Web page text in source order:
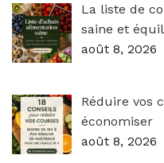
La liste de
saine et
août 8, 2026
Réduire vos
économiser
août 8, 2026